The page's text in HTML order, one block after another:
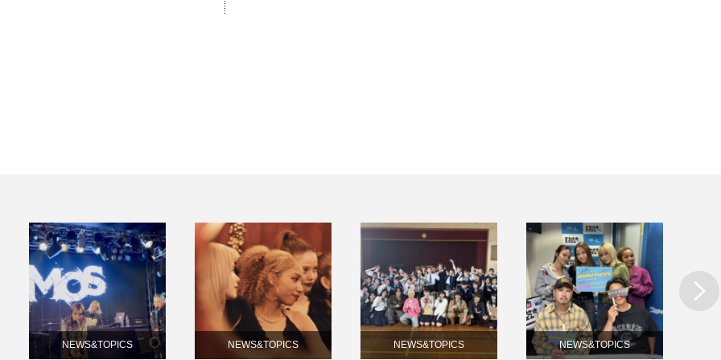
NEWS&TOPICS NEWS&TOPICS NEWS&TOPICS NEWS&TOPICS
Next